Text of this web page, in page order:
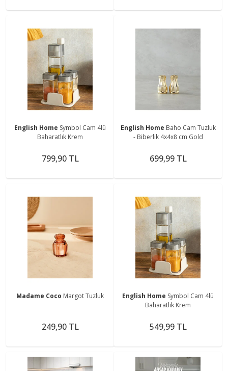
English Home Symbol Cam 4lü
Baharatlık Krem
799,90 TL
English Home Baho Cam Tuzluk
- Biberlik 4x4x8 cm Gold
699,99 TL
Madame Coco Margot Tuzluk
249,90 TL
English Home Symbol Cam 4lü
Baharatlık Krem
549,99 TL